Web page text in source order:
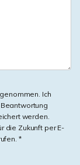
Ich
werden.
die Zukunft per E-
*